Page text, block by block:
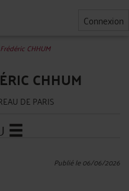
Connexion
CHHUM
CHHUM
DE PARIS
Publié le 06/06/2026